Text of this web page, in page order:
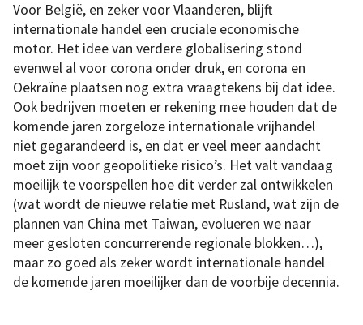
Voor België, en zeker voor Vlaanderen, blijft
internationale handel een cruciale economische
motor. Het idee van verdere globalisering stond
evenwel al voor corona onder druk, en corona en
Oekraïne plaatsen nog extra vraagtekens bij dat idee.
Ook bedrijven moeten er rekening mee houden dat de
komende jaren zorgeloze internationale vrijhandel
niet gegarandeerd is, en dat er veel meer aandacht
moet zijn voor geopolitieke risico’s. Het valt vandaag
moeilijk te voorspellen hoe dit verder zal ontwikkelen
(wat wordt de nieuwe relatie met Rusland, wat zijn de
plannen van China met Taiwan, evolueren we naar
meer gesloten concurrerende regionale blokken…),
maar zo goed als zeker wordt internationale handel
de komende jaren moeilijker dan de voorbije decennia.